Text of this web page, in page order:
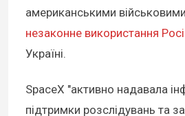
американськими
незаконне використання
Україні.
SpaceX "активно надавала
підтримки розслідувань та